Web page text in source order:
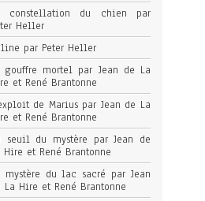
constellation du chien par
Heller
par Peter Heller
gouffre mortel par Jean de La
et René Brantonne
de Marius par Jean de La
et René Brantonne
seuil du mystère par Jean de
Hire et René Brantonne
mystère du lac sacré par Jean
La Hire et René Brantonne